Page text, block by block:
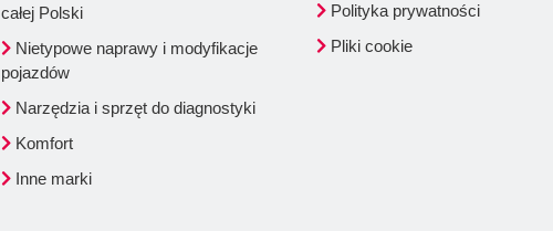
całej Polski
Nietypowe naprawy i modyfikacje
pojazdów
Narzędzia i sprzęt do diagnostyki
Komfort
Inne marki
Polityka prywatności
Pliki cookie